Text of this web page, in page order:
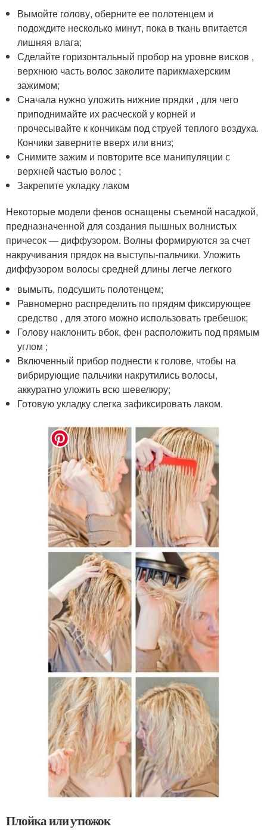
Вымойте голову, оберните ее полотенцем и
подождите несколько минут, пока в ткань впитается
лишняя влага;
Сделайте горизонтальный пробор на уровне висков ,
верхнюю часть волос заколите парикмахерским
зажимом;
Сначала нужно уложить нижние прядки , для чего
приподнимайте их расческой у корней и
прочесывайте к кончикам под струей теплого воздуха.
Кончики заверните вверх или вниз;
Снимите зажим и повторите все манипуляции с
верхней частью волос ;
Закрепите укладку лаком
Некоторые модели фенов оснащены съемной насадкой,
предназначенной для создания пышных волнистых
причесок — диффузором. Волны формируются за счет
накручивания прядок на выступы-пальчики. Уложить
диффузором волосы средней длины легче легкого
вымыть, подсушить полотенцем;
Равномерно распределить по прядям фиксирующее
средство , для этого можно использовать гребешок;
Голову наклонить вбок, фен расположить под прямым
углом ;
Включенный прибор поднести к голове, чтобы на
вибрирующие пальчики накрутились волосы,
аккуратно уложить всю шевелюру;
Готовую укладку слегка зафиксировать лаком.
Плойка или утюжок